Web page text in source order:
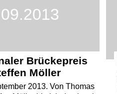
Brückepreis
Möller
2013. Von Thomas